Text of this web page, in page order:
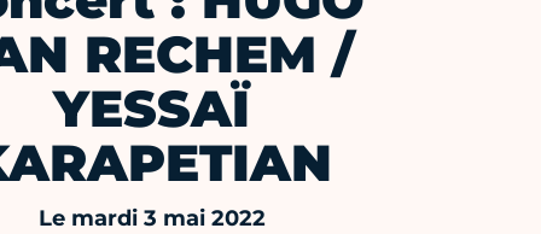
RECHEM /
YESSAÏ
Le mardi 3 mai 2022